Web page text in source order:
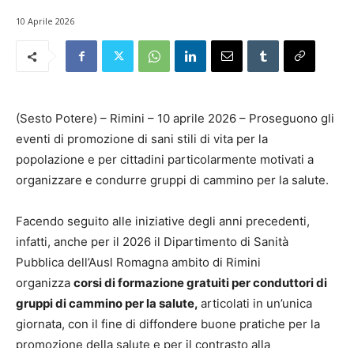
10 Aprile 2026
(Sesto Potere) – Rimini – 10 aprile 2026 – Proseguono gli
eventi di promozione di sani stili di vita per la
popolazione e per cittadini particolarmente motivati a
organizzare e condurre gruppi di cammino per la salute.
Facendo seguito alle iniziative degli anni precedenti,
infatti, anche per il 2026 il Dipartimento di Sanità
Pubblica dell’Ausl Romagna ambito di Rimini
organizza corsi di formazione gratuiti per conduttori di
gruppi di cammino per la salute, articolati in un’unica
giornata, con il fine di diffondere buone pratiche per la
promozione della salute e per il contrasto alla